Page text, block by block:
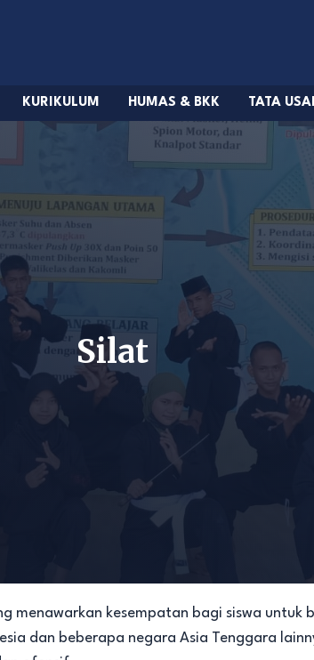
KURIKULUM HUMAS & BKK TATA
Silat
menawarkan kesempatan bagi siswa
dan beberapa negara Asia Tenggara